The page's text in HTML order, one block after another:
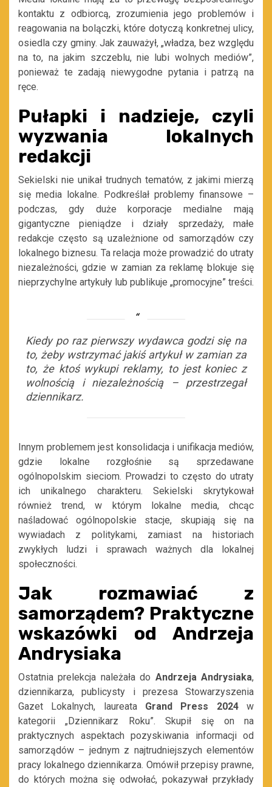
kontaktu z odbiorcą, zrozumienia jego problemów i
reagowania na bolączki, które dotyczą konkretnej ulicy,
osiedla czy gminy. Jak zauważył, „władza, bez względu
na to, na jakim szczeblu, nie lubi wolnych mediów”,
ponieważ te zadają niewygodne pytania i patrzą na
ręce.
Pułapki i nadzieje, czyli
wyzwania lokalnych
redakcji
Sekielski nie unikał trudnych tematów, z jakimi mierzą
się media lokalne. Podkreślał problemy finansowe –
podczas, gdy duże korporacje medialne mają
gigantyczne pieniądze i działy sprzedaży, małe
redakcje często są uzależnione od samorządów czy
lokalnego biznesu. Ta relacja może prowadzić do utraty
niezależności, gdzie w zamian za reklamę blokuje się
nieprzychylne artykuły lub publikuje „promocyjne” treści.
Kiedy po raz pierwszy wydawca godzi się na
to, żeby wstrzymać jakiś artykuł w zamian za
to, że ktoś wykupi reklamy, to jest koniec z
wolnością i niezależnością – przestrzegał
dziennikarz.
Innym problemem jest konsolidacja i unifikacja mediów,
gdzie lokalne rozgłośnie są sprzedawane
ogólnopolskim sieciom. Prowadzi to często do utraty
ich unikalnego charakteru. Sekielski skrytykował
również trend, w którym lokalne media, chcąc
naśladować ogólnopolskie stacje, skupiają się na
wywiadach z politykami, zamiast na historiach
zwykłych ludzi i sprawach ważnych dla lokalnej
społeczności.
Jak rozmawiać z
samorządem? Praktyczne
wskazówki od Andrzeja
Andrysiaka
Ostatnia prelekcja należała do Andrzeja Andrysiaka,
dziennikarza, publicysty i prezesa Stowarzyszenia
Gazet Lokalnych, laureata Grand Press 2024w
kategorii „Dziennikarz Roku”. Skupił się on na
praktycznych aspektach pozyskiwania informacji od
samorządów – jednym z najtrudniejszych elementów
pracy lokalnego dziennikarza. Omówił przepisy prawne,
do których można się odwołać, pokazywał przykłady